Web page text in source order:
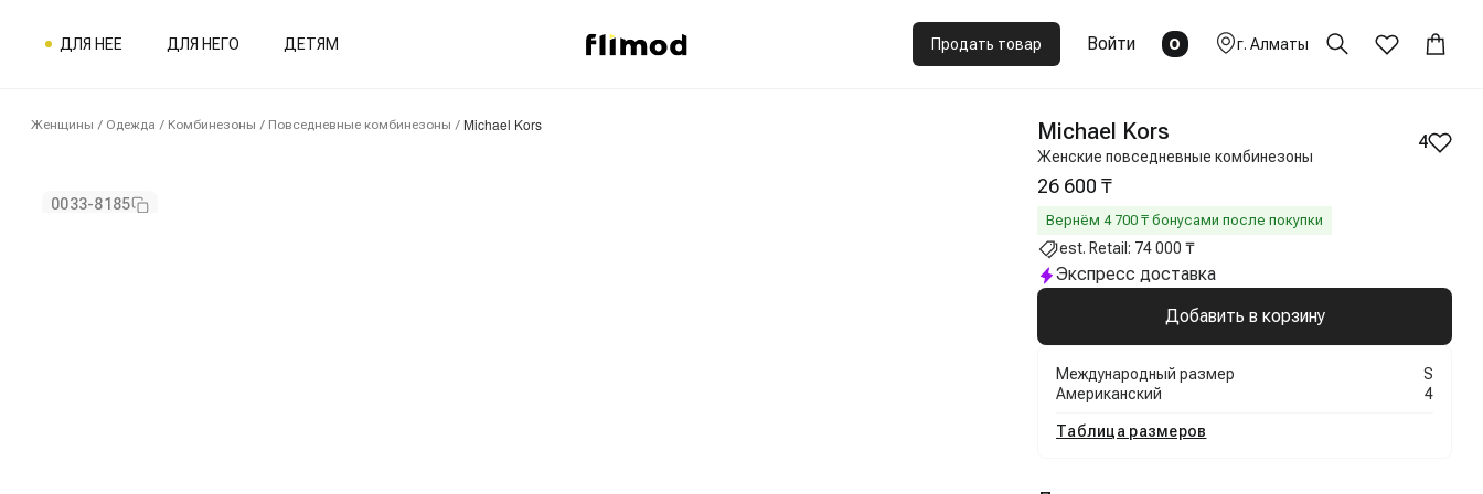
ДЛЯ НЕЕ ДЛЯ НЕГО ДЕТЯМ Продать товар Войти 0 г. Алматы
Женщины / Одежда / Комбинезоны / Повседневные комбинезоны / Michael Kors
0033-8185
Michael Kors
Женские повседневные комбинезоны
4
26 600 ₸
Вернём 4 700 ₸ бонусами после покупки
est. Retail: 74 000 ₸
Экспресс доставка
Добавить в корзину
Международный размер
S
Американский
4
Таблица размеров